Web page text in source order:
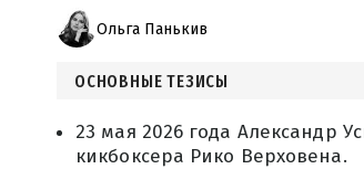
Ольга Панькив
ОСНОВНЫЕ ТЕЗИСЫ
23 мая 2026 года Александр
кикбоксера Рико Верховена.